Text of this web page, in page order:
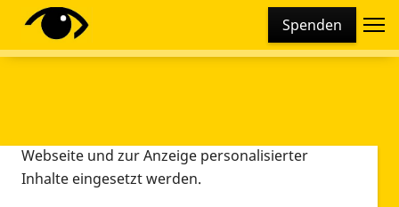
Spenden
Diese Webseite setzt verschiedene Cookies und
Tracking-Tools ein. Dies beinhaltet Cookies und
Webseite und zur Anzeige personalisierter
Inhalte eingesetzt werden.